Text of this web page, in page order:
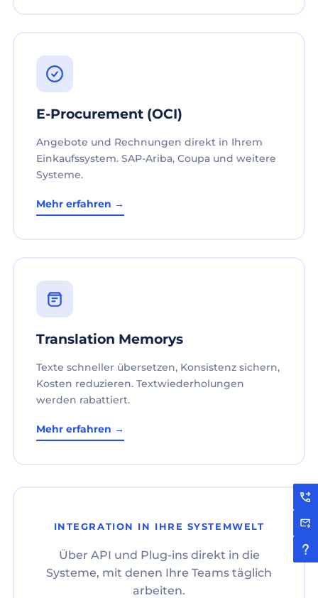
E-Procurement (OCI)
Angebote und Rechnungen direkt in Ihrem
Einkaufssystem. SAP-Ariba, Coupa und weitere
Systeme.
Mehr erfahren →
Translation Memorys
Texte schneller übersetzen, Konsistenz sichern,
Kosten reduzieren. Textwiederholungen
werden rabattiert.
Mehr erfahren →
INTEGRATION IN IHRE SYSTEMWELT
Über API und Plug-ins direkt in die
Systeme, mit denen Ihre Teams täglich
arbeiten.